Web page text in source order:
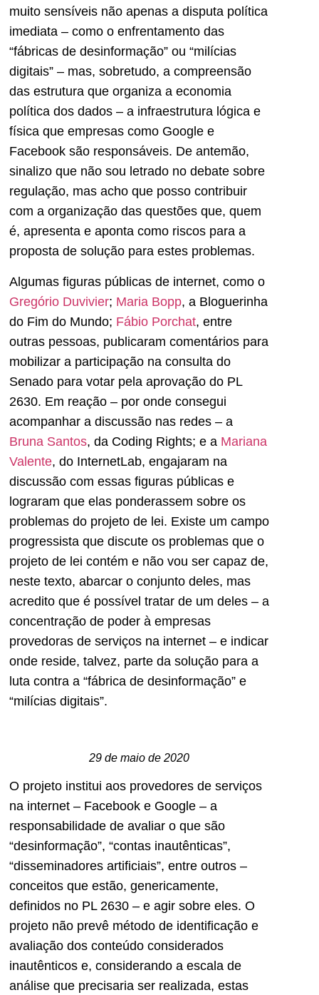
muito sensíveis não apenas a disputa política
imediata – como o enfrentamento das
“fábricas de desinformação” ou “milícias
digitais” – mas, sobretudo, a compreensão
das estrutura que organiza a economia
política dos dados – a infraestrutura lógica e
física que empresas como Google e
Facebook são responsáveis. De antemão,
sinalizo que não sou letrado no debate sobre
regulação, mas acho que posso contribuir
com a organização das questões que, quem
é, apresenta e aponta como riscos para a
proposta de solução para estes problemas.
Algumas figuras públicas de internet, como o
Gregório Duvivier; Maria Bopp, a Bloguerinha
do Fim do Mundo; Fábio Porchat, entre
outras pessoas, publicaram comentários para
mobilizar a participação na consulta do
Senado para votar pela aprovação do PL
2630. Em reação – por onde consegui
acompanhar a discussão nas redes – a
Bruna Santos, da Coding Rights; e a Mariana
Valente, do InternetLab, engajaram na
discussão com essas figuras públicas e
lograram que elas ponderassem sobre os
problemas do projeto de lei. Existe um campo
progressista que discute os problemas que o
projeto de lei contém e não vou ser capaz de,
neste texto, abarcar o conjunto deles, mas
acredito que é possível tratar de um deles – a
concentração de poder à empresas
provedoras de serviços na internet – e indicar
onde reside, talvez, parte da solução para a
luta contra a “fábrica de desinformação” e
“milícias digitais”.
29 de maio de 2020
O projeto institui aos provedores de serviços
na internet – Facebook e Google – a
responsabilidade de avaliar o que são
“desinformação”, “contas inautênticas”,
“disseminadores artificiais”, entre outros –
conceitos que estão, genericamente,
definidos no PL 2630 – e agir sobre eles. O
projeto não prevê método de identificação e
avaliação dos conteúdo considerados
inautênticos e, considerando a escala de
análise que precisaria ser realizada, estas